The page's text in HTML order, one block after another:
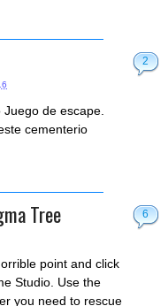
2
de escape.
cementerio
6
Tree
point and click
Studio. Use the
you need to rescue